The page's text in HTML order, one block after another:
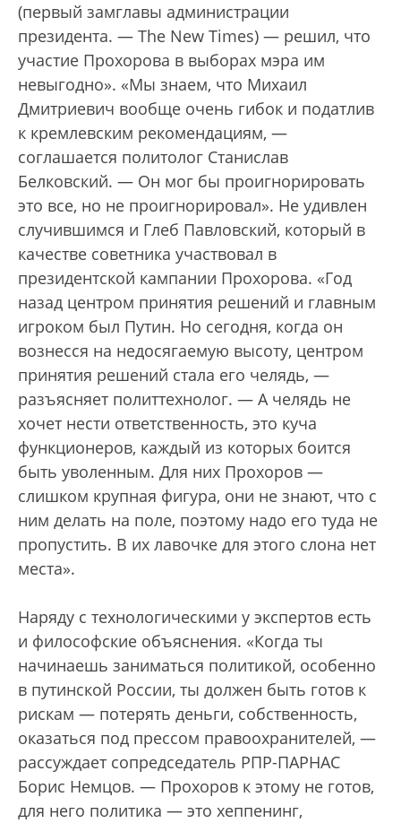
(первый замглавы администрации
президента. — The New Times) — решил, что
участие Прохорова в выборах мэра им
невыгодно». «Мы знаем, что Михаил
Дмитриевич вообще очень гибок и податлив
к кремлевским рекомендациям, —
соглашается политолог Станислав
Белковский. — Он мог бы проигнорировать
это все, но не проигнорировал». Не удивлен
случившимся и Глеб Павловский, который в
качестве советника участвовал в
президентской кампании Прохорова. «Год
назад центром принятия решений и главным
игроком был Путин. Но сегодня, когда он
вознесся на недосягаемую высоту, центром
принятия решений стала его челядь, —
разъясняет политтехнолог. — А челядь не
хочет нести ответственность, это куча
функционеров, каждый из которых боится
быть уволенным. Для них Прохоров —
слишком крупная фигура, они не знают, что с
ним делать на поле, поэтому надо его туда не
пропустить. В их лавочке для этого слона нет
места».
Наряду с технологическими у экспертов есть
и философские объяснения. «Когда ты
начинаешь заниматься политикой, особенно
в путинской России, ты должен быть готов к
рискам — потерять деньги, собственность,
оказаться под прессом правоохранителей, —
рассуждает сопредседатель РПР-ПАРНАС
Борис Немцов. — Прохоров к этому не готов,
для него политика — это хеппенинг,